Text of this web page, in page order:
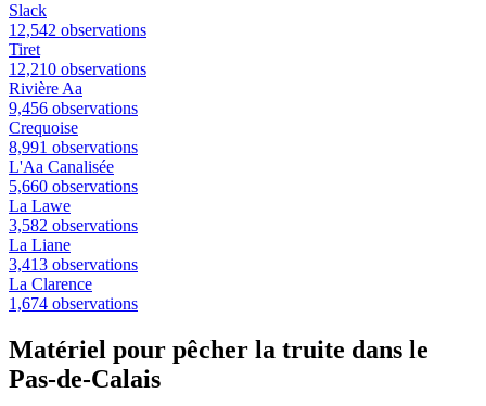
Slack
12,542 observations
Tiret
12,210 observations
Rivière Aa
9,456 observations
Crequoise
8,991 observations
L'Aa Canalisée
5,660 observations
La Lawe
3,582 observations
La Liane
3,413 observations
La Clarence
1,674 observations
Matériel pour pêcher la truite dans le
Pas-de-Calais